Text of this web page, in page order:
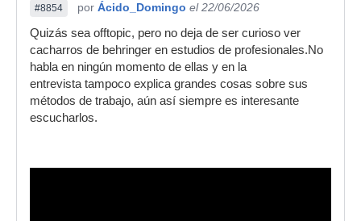
#8854 por Ácido_Domingo el 22/06/2026
Quizás sea offtopic, pero no deja de ser curioso ver
cacharros de behringer en estudios de profesionales.No
habla en ningún momento de ellas y en la
entrevista tampoco explica grandes cosas sobre sus
métodos de trabajo, aún así siempre es interesante
escucharlos.